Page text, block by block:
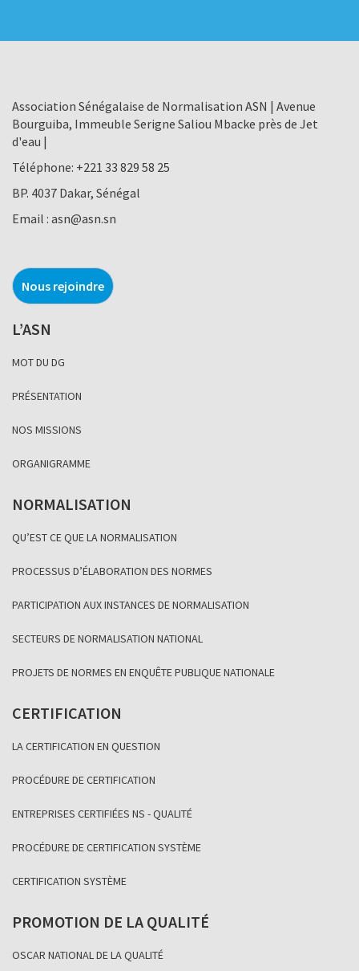
Association Sénégalaise de Normalisation ASN | Avenue
Bourguiba, Immeuble Serigne Saliou Mbacke près de Jet
d'eau |
Téléphone: +221 33 829 58 25
BP. 4037 Dakar, Sénégal
Email : asn@asn.sn
Nous rejoindre
L’ASN
MOT DU DG
PRÉSENTATION
NOS MISSIONS
ORGANIGRAMME
NORMALISATION
QU’EST CE QUE LA NORMALISATION
PROCESSUS D’ÉLABORATION DES NORMES
PARTICIPATION AUX INSTANCES DE NORMALISATION
SECTEURS DE NORMALISATION NATIONAL
PROJETS DE NORMES EN ENQUÊTE PUBLIQUE NATIONALE
CERTIFICATION
LA CERTIFICATION EN QUESTION
PROCÉDURE DE CERTIFICATION
ENTREPRISES CERTIFIÉES NS - QUALITÉ
PROCÉDURE DE CERTIFICATION SYSTÈME
CERTIFICATION SYSTÈME
PROMOTION DE LA QUALITÉ
OSCAR NATIONAL DE LA QUALITÉ